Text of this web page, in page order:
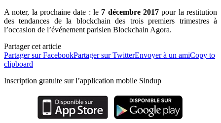
A noter, la prochaine date : le 7 décembre 2017 pour la restitution
des tendances de la blockchain des trois premiers trimestres à
l’occasion de l’événement parisien Blockchain Agora.
Partager cet article
Partager sur FacebookPartager sur TwitterEnvoyer à un amiCopy to
clipboard
Inscription gratuite sur l’application mobile Sindup